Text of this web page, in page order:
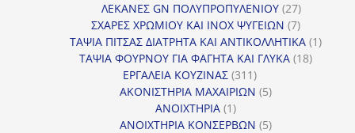
προϊόντα
ΛΕΚΑΝΕΣ GN ΠΟΛΥΠΡΟΠΥΛΕΝΙΟΥ 2727
προϊόντα
ΣΧΑΡΕΣ ΧΡΩΜΙΟΥ ΚΑΙ INOX ΨΥΓΕΙΩΝ 77
προϊόντα
ΤΑΨΙΑ ΠΙΤΣΑΣ ΔΙΑΤΡΗΤΑ ΚΑΙ ΑΝΤΙΚΟΛΛΗΤΙΚΑ 11
ΤΑΨΙΑ ΦΟΥΡΝΟΥ ΓΙΑ ΦΑΓΗΤΑ ΚΑΙ ΓΛΥΚΑ 1818
ΕΡΓΑΛΕΙΑ ΚΟΥΖΙΝΑΣ 311311
προϊόντα
ΑΚΟΝΙΣΤΗΡΙΑ ΜΑΧΑΙΡΙΩΝ 55
ΑΝΟΙΧΤΗΡΙΑ 11
προϊόν
ΑΝΟΙΧΤΗΡΙΑ ΚΟΝΣΕΡΒΩΝ 55